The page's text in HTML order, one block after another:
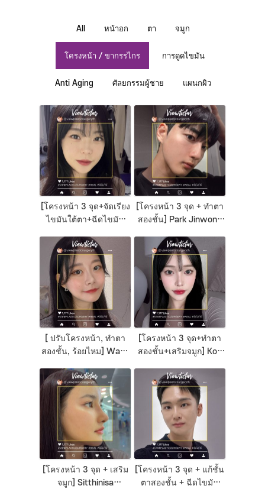
All หน้าอก ตา จมูก
โครงหน้า / ขากรรไกร การดูดไขมัน
Anti Aging ศัลยกรรมผู้ชาย แผนกผิว
[โครงหน้า 3 จุด+จัดเรียง
ไขมันใต้ตา+ฉีดไขมัน
Surgery Korea
[โครงหน้า 3 จุด + ทำตา
สองชั้น] Park Jinwon |
[ ปรับโครงหน้า, ทำตา
สองชั้น, ร้อยไหม] Wang
Surgery Korea
[โครงหน้า 3 จุด+ทำตา
สองชั้น+เสริมจมูก] Koo
Korea
[โครงหน้า 3 จุด + เสริม
จมูก] Sitthinisa
[โครงหน้า 3 จุด + แก้ชั้น
ตาสองชั้น + ฉีดไขมัน